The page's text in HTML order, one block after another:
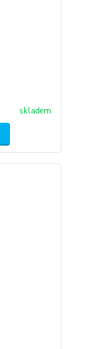
skladem